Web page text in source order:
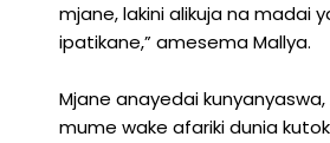
mjane, lakini alikuja na madai
ipatikane,” amesema Mallya.
Mjane anayedai
mume wake afariki dunia